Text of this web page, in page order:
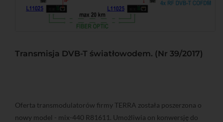
Transmisja DVB-T światłowodem. (Nr 39/2017)
Oferta transmodulatorów firmy TERRA została poszerzona o
nowy model - mix-440 R81611. Umożliwia on konwersję do